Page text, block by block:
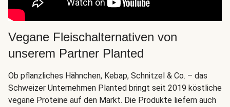
Vegane Fleischalternativen von
unserem Partner Planted
Ob pflanzliches Hähnchen, Kebap, Schnitzel & Co. – das
Schweizer Unternehmen Planted bringt seit 2019 köstliche
vegane Proteine auf den Markt. Die Produkte liefern auch